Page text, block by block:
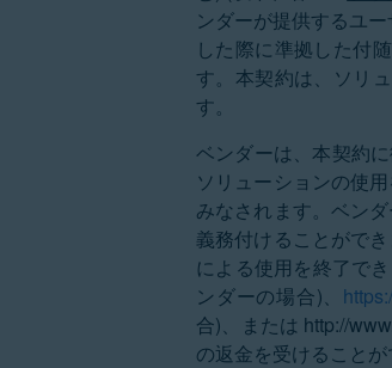
ンダーが提供するユ
した際に準拠した付
す。本契約は、ソリ
す。
ベンダーは、本契約
ソリューションの使
みなされます。ベン
義務付けることがで
による使用を終了で
ンダーの場合)、
合)、または http://
の返金を受けること